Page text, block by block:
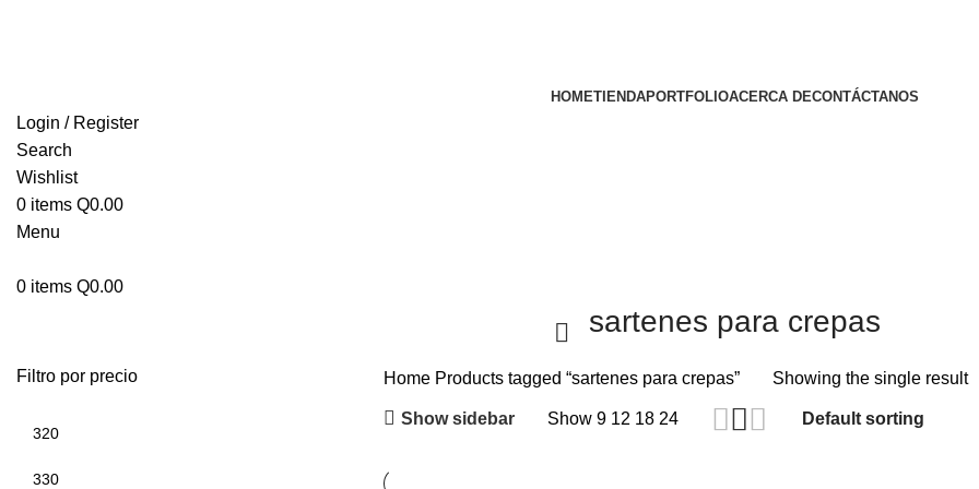
HOMETIENDAPORTFOLIOACERCA DECONTÁCTANOS
Login / Register
Search
Wishlist
0 items Q0.00
Menu
0 items Q0.00
sartenes para crepas
Filtro por precio Home Products tagged “sartenes para crepas” Showing the single result
Show sidebar Show9 12 18 24